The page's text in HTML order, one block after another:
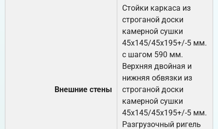
Внешние стены
Стойки каркаса из
строганой доски
камерной сушки
45х145/45х195+/-5 мм.
с шагом 590 мм.
Верхняя двойная и
нижняя обвязки из
строганой доски
камерной сушки
45х145/45х195+/-5 мм.
Разгрузочный ригель